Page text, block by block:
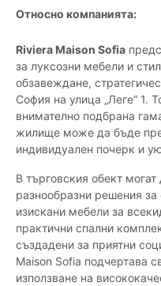
Относно компанията:
Riviera Maison Sofia
за луксозни мебели и
обзавеждане,
София на улица „Леге“ 1.
внимателно подбрана
жилище може да бъде
индивидуален почерк и
В търговския обект
разнообразни решения
изискани мебели за
практични спални
създадени за приятни
Maison Sofia подчертава
използване на